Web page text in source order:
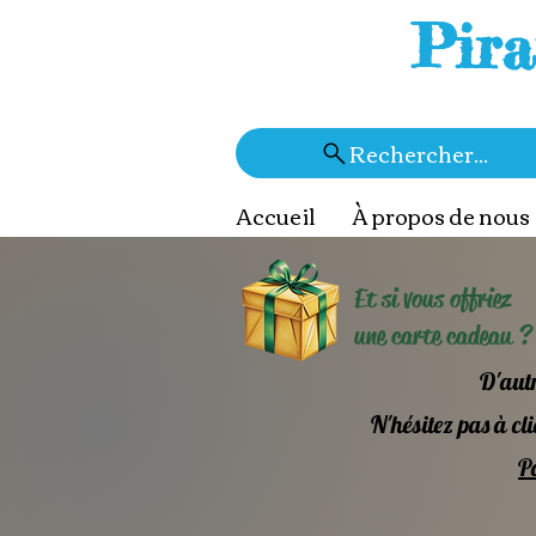
Rechercher...
Accueil
À propos de nous
N'hésitez pas à
Et si vous offriez
une carte cadeau ?